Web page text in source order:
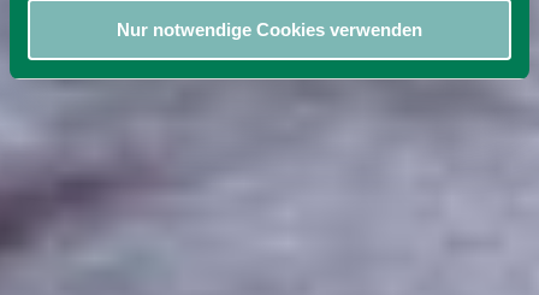
Nur notwendige Cookies verwenden